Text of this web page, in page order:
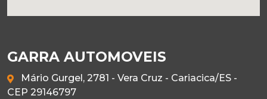
GARRA AUTOMOVEIS
Mário Gurgel, 2781 - Vera Cruz - Cariacica/ES -
CEP 29146797